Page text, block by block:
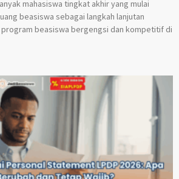
mahasiswa tingkat akhir yang mulai
beasiswa sebagai langkah lanjutan
program beasiswa bergengsi dan kompetitif di